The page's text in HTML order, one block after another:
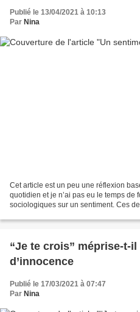
Publié le 13/04/2021 à 10:13
Par Nina
Cet article est un peu une réflexion
quotidien et je n’ai pas eu le temps
sociologiques sur un sentiment. Ces
“Je te crois” méprise-t-
d’innocence
Publié le 17/03/2021 à 07:47
Par Nina